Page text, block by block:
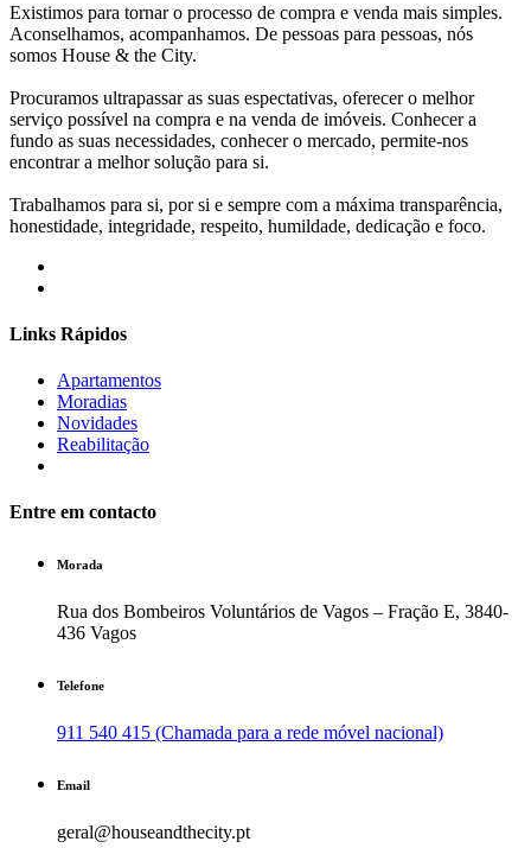
Existimos para tornar o processo de compra e venda mais simples.
Aconselhamos, acompanhamos. De pessoas para pessoas, nós
somos House & the City.
Procuramos ultrapassar as suas espectativas, oferecer o melhor
serviço possível na compra e na venda de imóveis. Conhecer a
fundo as suas necessidades, conhecer o mercado, permite-nos
encontrar a melhor solução para si.
Trabalhamos para si, por si e sempre com a máxima transparência,
honestidade, integridade, respeito, humildade, dedicação e foco.
Links Rápidos
Apartamentos
Moradias
Novidades
Reabilitação
Entre em contacto
Morada
Rua dos Bombeiros Voluntários de Vagos – Fração E, 3840-
436 Vagos
Telefone
911 540 415 (Chamada para a rede móvel nacional)
Email
geral@houseandthecity.pt